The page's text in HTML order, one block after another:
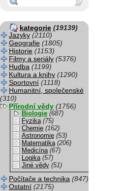
kategorie (19139)
Jazyky (2110)
Geografie (1805)
Historie (1153)
Filmy a seriály (5376)
Hudba (1199)
Kultura a knihy (1290)
Sportovní (1118)
Humanitní, společenské
(310)
Přírodní vědy (1756)
Biologie (687)
Fyzika (75)
Chemie (162)
Astronomie (53)
Matematika (206)
Medicína (67)
Logika (57)
Jiné vědy (51)
Počítače a technika (847)
Ostatní (2175)